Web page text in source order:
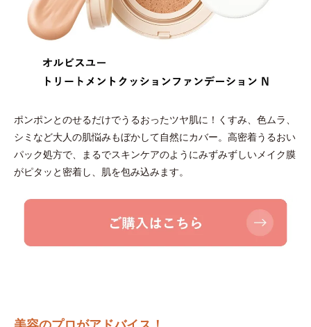
ポンポンとのせるだけでうるおったツヤ肌に！くすみ、色ムラ、
シミなど大人の肌悩みもぼかして自然にカバー。高密着うるおい
パック処方で、まるでスキンケアのようにみずみずしいメイク膜
がピタッと密着し、肌を包み込みます。